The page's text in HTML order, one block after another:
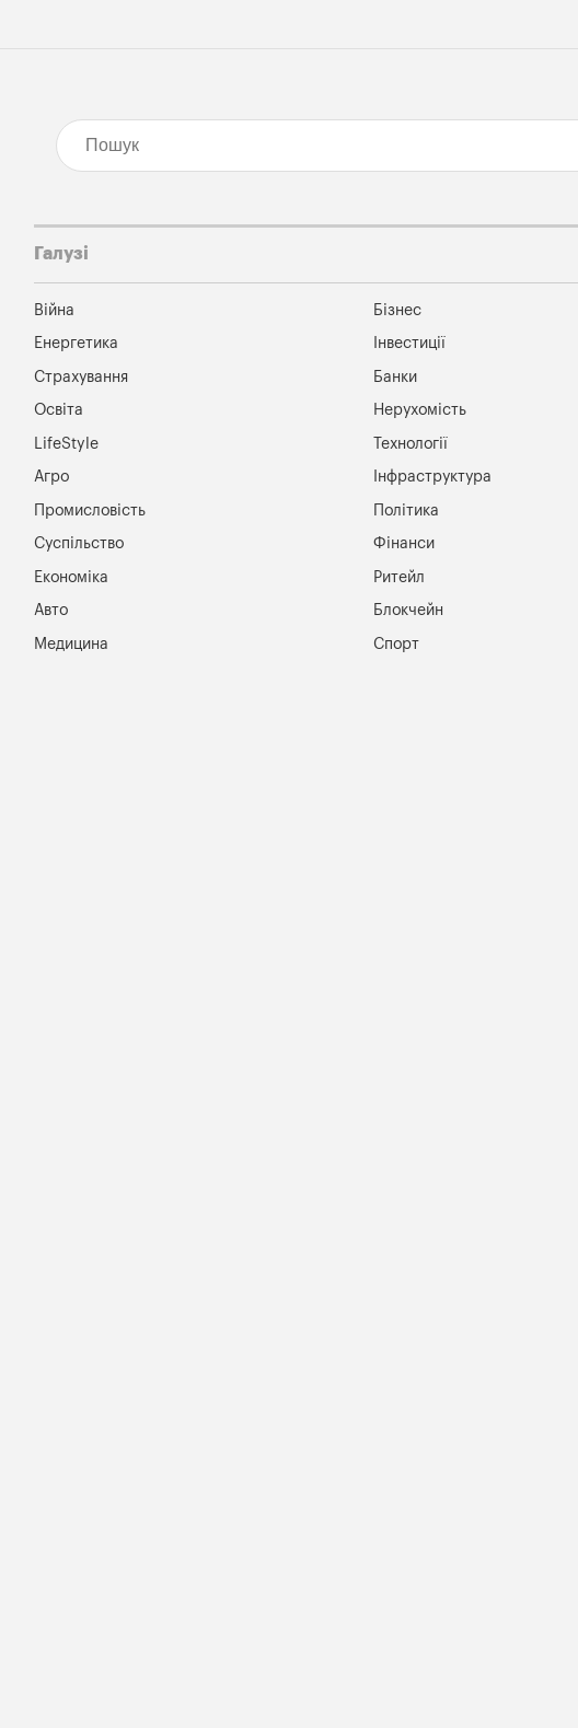
Галузі
Війна Бізнес
Енергетика Інвестиції
Страхування Банки
Освіта Нерухомість
LifeStyle Технології
Агро Інфраструктура
Промисловість Політика
Суспільство Фінанси
Економіка Ритейл
Авто Блокчейн
Медицина Спорт